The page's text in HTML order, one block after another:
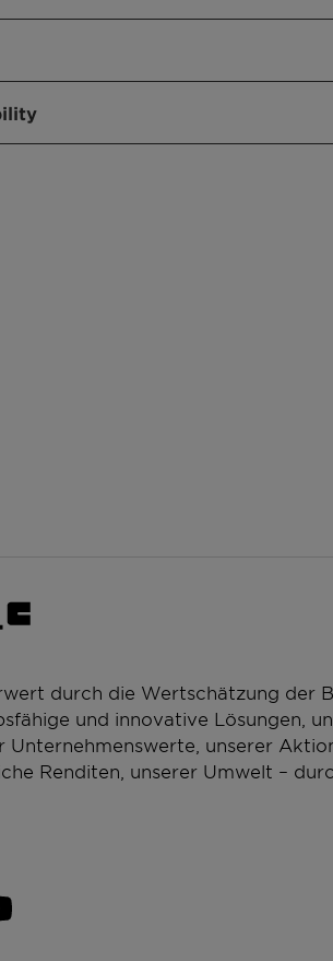
for metal pigments
of aqueous pigment
durch die Wertschätzung der
und innovative Lösungen,
Unternehmenswerte, unserer
Renditen, unserer Umwelt –